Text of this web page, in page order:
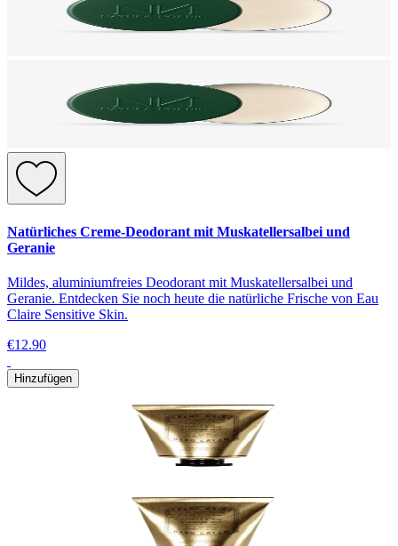
Natürliches Creme-Deodorant mit Muskatellersalbei und
Geranie
Mildes, aluminiumfreies Deodorant mit Muskatellersalbei und
Geranie. Entdecken Sie noch heute die natürliche Frische von Eau
Claire Sensitive Skin.
€12.90
Hinzufügen